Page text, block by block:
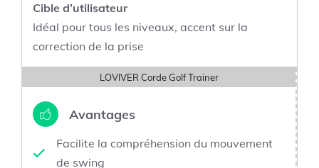
Cible d’utilisateur
Idéal pour tous les niveaux, accent sur la
correction de la prise
LOVIVER Corde Golf Trainer
Avantages
Facilite la compréhension du mouvement
de swing